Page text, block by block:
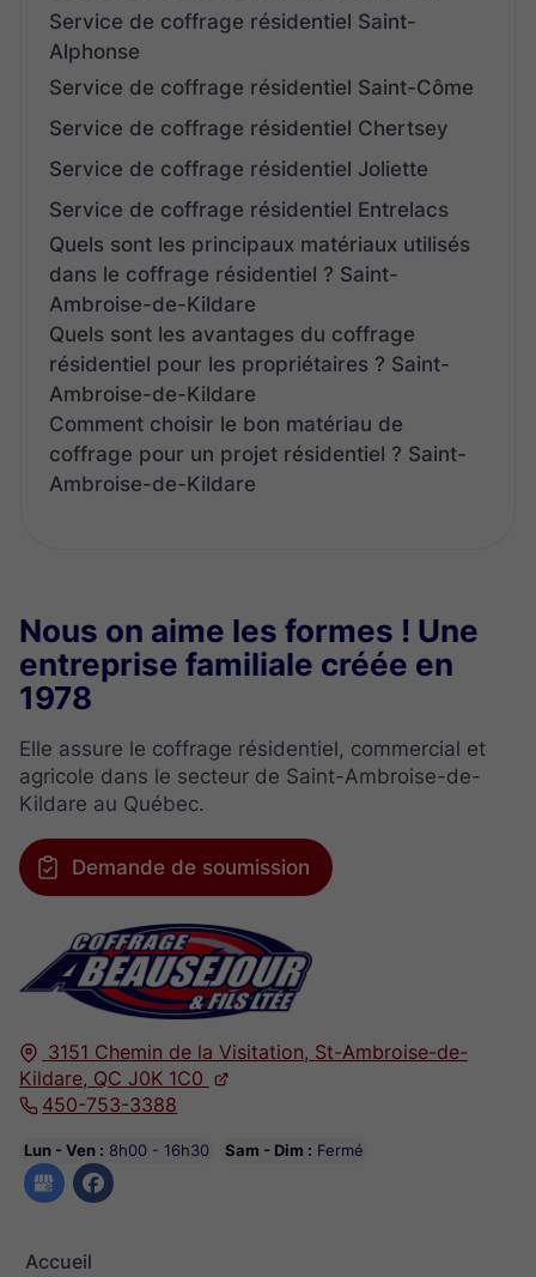
Service de coffrage résidentiel Saint-
Alphonse
Service de coffrage résidentiel Saint-Côme
Service de coffrage résidentiel Chertsey
Service de coffrage résidentiel Joliette
Service de coffrage résidentiel Entrelacs
Quels sont les principaux matériaux utilisés
dans le coffrage résidentiel ? Saint-
Ambroise-de-Kildare
Quels sont les avantages du coffrage
résidentiel pour les propriétaires ? Saint-
Ambroise-de-Kildare
Comment choisir le bon matériau de
coffrage pour un projet résidentiel ? Saint-
Ambroise-de-Kildare
3151 Chemin de la Visitation, St-Ambroise-de-
Kildare, QC J0K 1C0
450-753-3388
Lun - Ven : 8h00 - 16h30 Sam - Dim : Fermé
Accueil
Nous on aime les formes ! Une
entreprise familiale créée en
1978
Elle assure le coffrage résidentiel, commercial et
agricole dans le secteur de Saint-Ambroise-de-
Kildare au Québec.
Demande de soumission